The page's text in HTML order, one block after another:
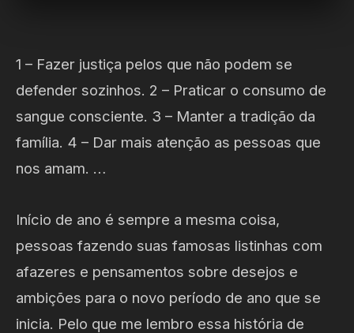
1 – Fazer justiça pelos que não podem se
defender sozinhos. 2 – Praticar o consumo de
sangue consciente. 3 – Manter a tradição da
família. 4 – Dar mais atenção as pessoas que
nos amam. …
Início de ano é sempre a mesma coisa,
pessoas fazendo suas famosas listinhas com
afazeres e pensamentos sobre desejos e
ambições para o novo período de ano que se
inicia. Pelo que me lembro essa história de